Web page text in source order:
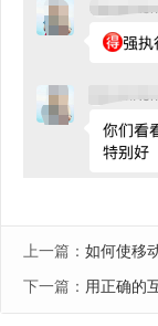
上一篇： 如何使移
下一篇： 用正确的